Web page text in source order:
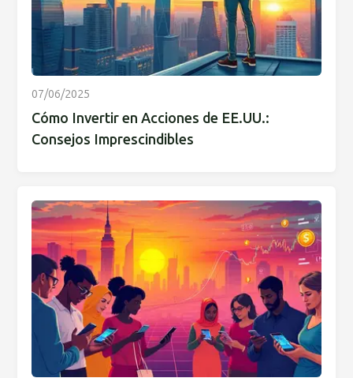
07/06/2025
Cómo Invertir en Acciones de EE.UU.:
Consejos Imprescindibles